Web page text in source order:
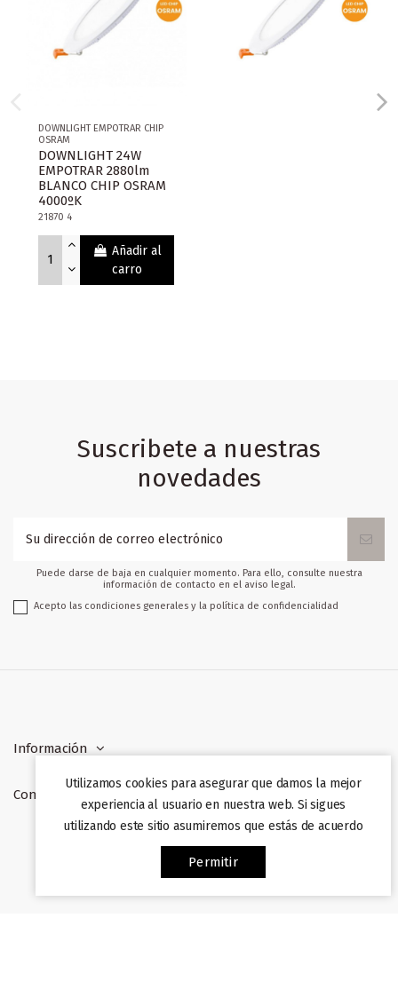
DOWNLIGHT EMPOTRAR CHIP
OSRAM
DOWNLIGHT 24W
EMPOTRAR 2880lm
BLANCO CHIP OSRAM
4000ºK
21870 4
Añadir al
carro
Suscribete a nuestras
novedades
Puede darse de baja en cualquier momento. Para ello, consulte nuestra
información de contacto en el aviso legal.
Acepto las condiciones generales y la política de confidencialidad
Información
Contacto
Utilizamos cookies para asegurar que damos la mejor
experiencia al usuario en nuestra web. Si sigues
utilizando este sitio asumiremos que estás de acuerdo
Permitir
Afiliazon. Prohibida su copia. 2022